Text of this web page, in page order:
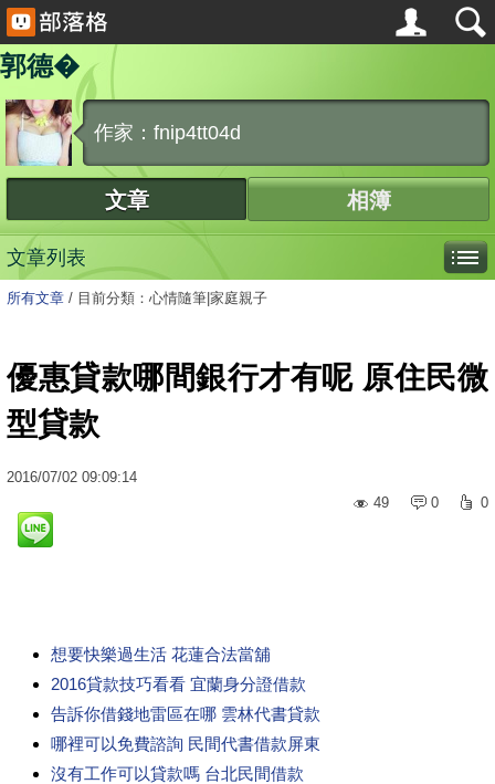
郭德�
作家：fnip4tt04d
文章 相簿
文章列表
所有文章 / 目前分類：心情隨筆|家庭親子
優惠貸款哪間銀行才有呢 原住民微
型貸款
2016/07/02 09:09:14
49
0 0
想要快樂過生活 花蓮合法當舖
2016貸款技巧看看 宜蘭身分證借款
告訴你借錢地雷區在哪 雲林代書貸款
哪裡可以免費諮詢 民間代書借款屏東
沒有工作可以貸款嗎 台北民間借款